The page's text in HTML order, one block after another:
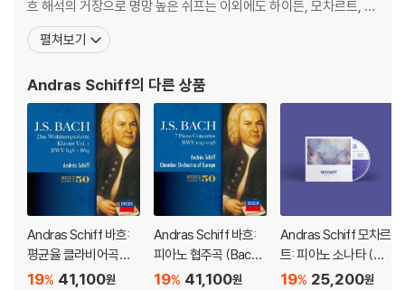
흐 해석의 거장으로 명망 높은 쉬프는 이외에도 하이든, 모차르트, 베
토벤, 슈베르트, 슈만, 버르토크 등의 작품 해석과 연주에 심혈을 기
울여왔다. 특히 2004년 이후로 베토벤의 피아노소나타 전곡을 연대
는 마르틴 마이어와의 대담집 『베토벤의 피아노소나타들과
펼쳐보기
Andras Schiff의 다른 상품
Andras Schiff 바흐:
평균율 클라비어곡집 1
집 (Bach: Das Wohlt
41,100원
19%
Andras Schiff 바흐:
피아노 협주곡 (Bach:
Piano Concertos B
41,100원
19%
Andras Schiff 모차르
트: 피아노 소나타 (Mo
zart: The Piano Wor
25,200원
19%